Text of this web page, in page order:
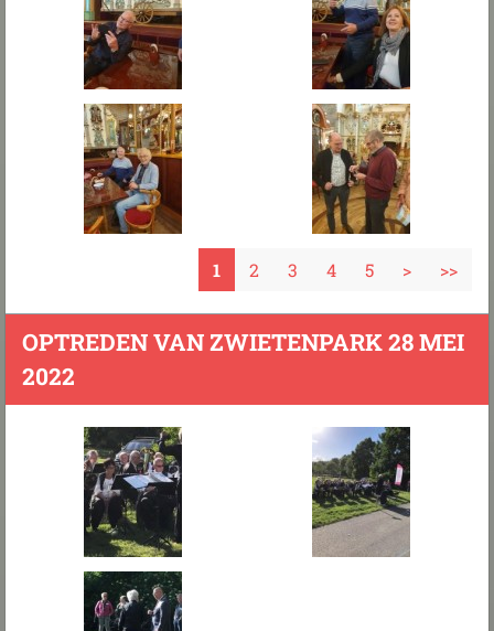
1 2 3 4 5 > >>
OPTREDEN VAN ZWIETENPARK 28 MEI
2022